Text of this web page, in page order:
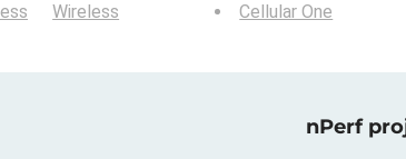
Wireless
Cellular One
nPerf